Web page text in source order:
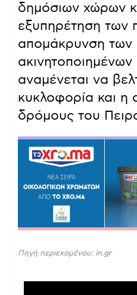
δημόσιων χώρων
εξυπηρέτηση των
απομάκρυνση των
αναμένεται να
κυκλοφορία και η
δρόμους του
Πηγή περιεχομένου: in.gr